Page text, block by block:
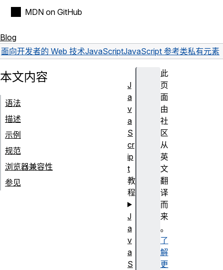
MDN on GitHub
Blog
面向开发者的 Web 技术JavaScriptJavaScript 参考类私有元素
此
页
面
由
社
区
从
英
文
翻
译
而
来
。
了
解
更
本文内容
语法
描述
示例
规范
浏览器兼容性
参见
J
a
v
a
S
cr
ip
t
教
程
J
a
v
a
S